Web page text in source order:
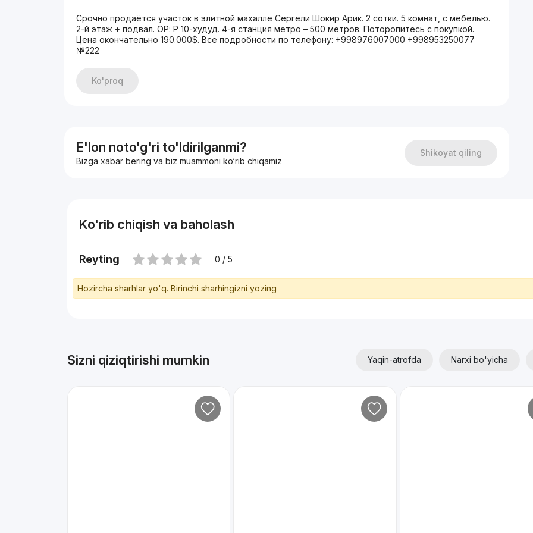
Срочно продаётся участок в элитной махалле Сергели Шокир Арик. 2 сотки. 5 комнат, с мебелью.
2-й этаж + подвал. ОР: Р 10-худуд. 4-я станция метро – 500 метров. Поторопитесь с покупкой.
Цена окончательно 190.000$. Все подробности по телефону: +998976007000 +998953250077
№222
Ko'proq
E'lon noto'g'ri to'ldirilganmi?
Bizga xabar bering va biz muammoni ko‘rib chiqamiz
Shikoyat qiling
Ko'rib chiqish va baholash
Reyting 0 / 5
Hozircha sharhlar yo'q. Birinchi sharhingizni yozing
Sizni qiziqtirishi mumkin Yaqin-atrofda Narxi bo'yicha